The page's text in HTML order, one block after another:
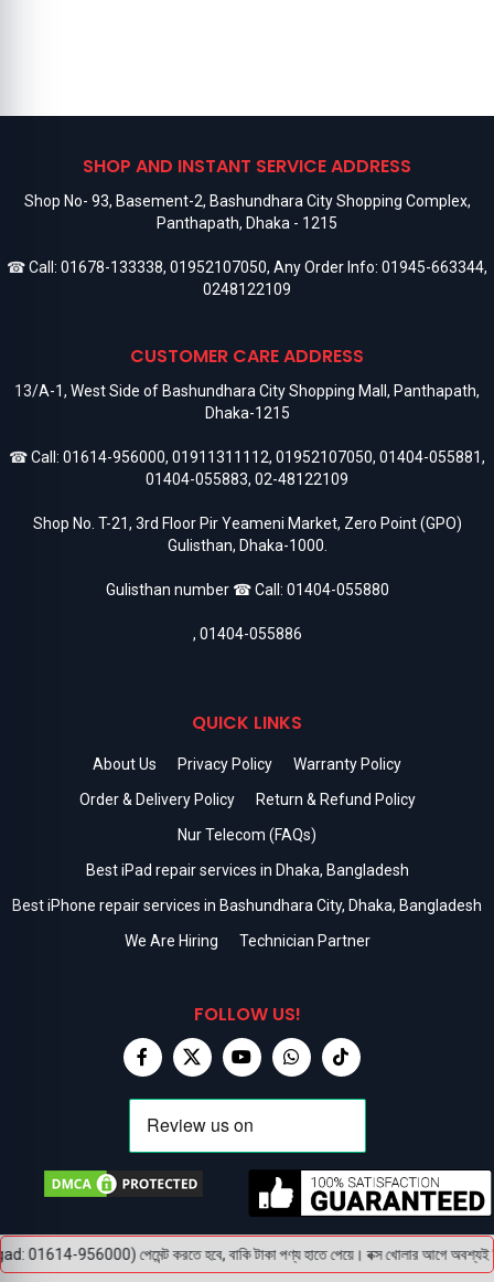
SHOP AND INSTANT SERVICE ADDRESS
Shop No- 93, Basement-2, Bashundhara City Shopping Complex,
Panthapath, Dhaka - 1215
☎ Call: 01678-133338, 01952107050, Any Order Info: 01945-663344,
0248122109
CUSTOMER CARE ADDRESS
13/A-1, West Side of Bashundhara City Shopping Mall, Panthapath,
Dhaka-1215
☎ Call: 01614-956000, 01911311112, 01952107050, 01404-055881,
01404-055883, 02-48122109
Shop No. T-21, 3rd Floor Pir Yeameni Market, Zero Point (GPO)
Gulisthan, Dhaka-1000.
Gulisthan number ☎ Call: 01404-055880
, 01404-055886
QUICK LINKS
About Us Privacy Policy
Warranty Policy
Order & Delivery Policy
Return & Refund Policy
Nur Telecom (FAQs)
Best iPad repair services in Dhaka, Bangladesh
Best iPhone repair services in Bashundhara City, Dhaka, Bangladesh
We Are Hiring
Technician Partner
FOLLOW US!
01614-956000) পেমেন্ট করতে হবে, বাকি টাকা পণ্য হাতে পেয়ে। বক্স খোলার আগে অবশ্যই